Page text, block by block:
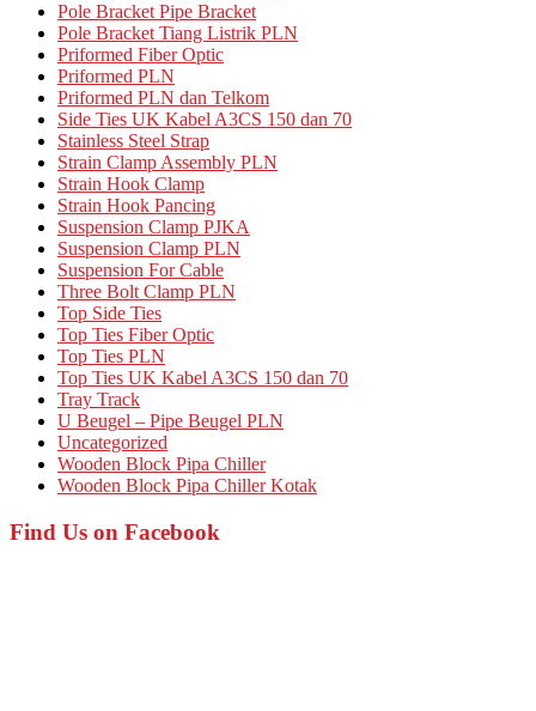
Pole Bracket Pipe Bracket
Pole Bracket Tiang Listrik PLN
Priformed Fiber Optic
Priformed PLN
Priformed PLN dan Telkom
Side Ties UK Kabel A3CS 150 dan 70
Stainless Steel Strap
Strain Clamp Assembly PLN
Strain Hook Clamp
Strain Hook Pancing
Suspension Clamp PJKA
Suspension Clamp PLN
Suspension For Cable
Three Bolt Clamp PLN
Top Side Ties
Top Ties Fiber Optic
Top Ties PLN
Top Ties UK Kabel A3CS 150 dan 70
Tray Track
U Beugel – Pipe Beugel PLN
Uncategorized
Wooden Block Pipa Chiller
Wooden Block Pipa Chiller Kotak
Find Us on Facebook